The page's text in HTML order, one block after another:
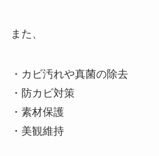
また、
・カビ汚れや真菌の除去
・防カビ対策
・素材保護
・美観維持